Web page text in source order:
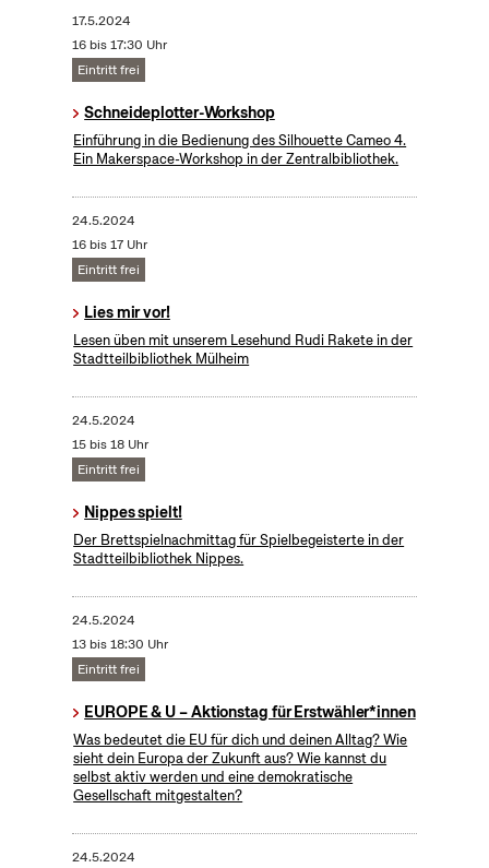
17.5.2024
16 bis 17:30 Uhr
Eintritt frei
Schneideplotter-Workshop
​Einführung in die Bedienung des Silhouette Cameo 4.
Ein Makerspace-Workshop in der Zentralbibliothek.
24.5.2024
16 bis 17 Uhr
Eintritt frei
Lies mir vor!
Lesen üben mit unserem Lesehund Rudi Rakete in der
Stadtteilbibliothek Mülheim
24.5.2024
15 bis 18 Uhr
Eintritt frei
Nippes spielt!
Der Brettspielnachmittag für Spielbegeisterte in der
Stadtteilbibliothek Nippes.
24.5.2024
13 bis 18:30 Uhr
Eintritt frei
EUROPE & U – Aktionstag für Erstwähler*innen
Was bedeutet die EU für dich und deinen Alltag? Wie
sieht dein Europa der Zukunft aus? Wie kannst du
selbst aktiv werden und eine demokratische
Gesellschaft mitgestalten?
24.5.2024